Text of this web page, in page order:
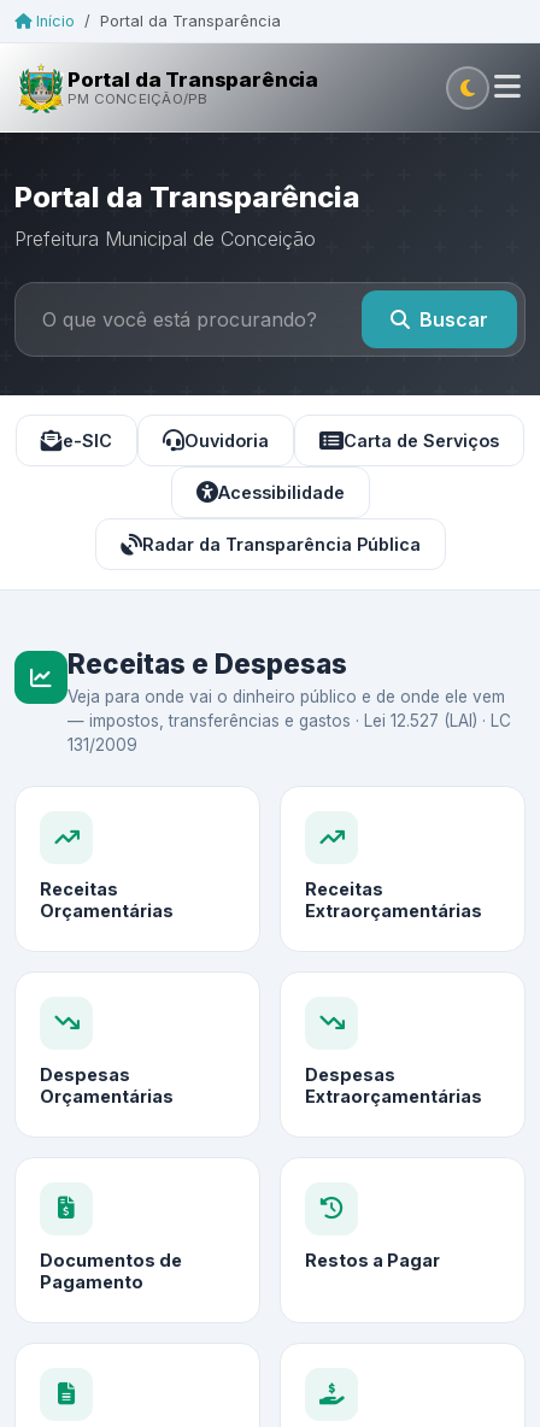
Início / Portal da Transparência
Portal da Transparência
PM CONCEIÇÃO/PB
Portal da Transparência
Prefeitura Municipal de Conceição
Buscar
e-SIC Ouvidoria Carta de Serviços
Acessibilidade
Radar da Transparência Pública
Receitas e Despesas
Veja para onde vai o dinheiro público e de onde ele vem
— impostos, transferências e gastos · Lei 12.527 (LAI) · LC
131/2009
Receitas
Orçamentárias
Receitas
Extraorçamentárias
Despesas
Orçamentárias
Despesas
Extraorçamentárias
Documentos de
Pagamento
Restos a Pagar